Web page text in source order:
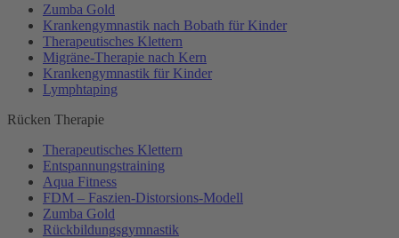
Zumba Gold
Krankengymnastik nach Bobath für Kinder
Therapeutisches Klettern
Migräne-Therapie nach Kern
Krankengymnastik für Kinder
Lymphtaping
Rücken Therapie
Therapeutisches Klettern
Entspannungstraining
Aqua Fitness
FDM – Faszien-Distorsions-Modell
Zumba Gold
Rückbildungsgymnastik